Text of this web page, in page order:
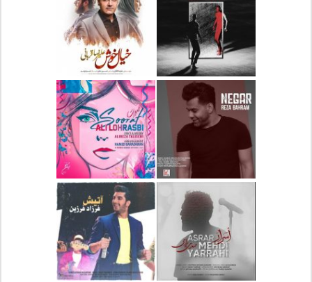
دانلود آلبوم جدید سیروان
خسروی بنام مونولوگ
دانلود آهنگ جدید علیرضا
قربانی بنام خیال خوش
دانلود آهنگ جدید رضا
بهرام بنام نگار
دانلود آهنگ جدید علی
لهراسبی بنام صورت